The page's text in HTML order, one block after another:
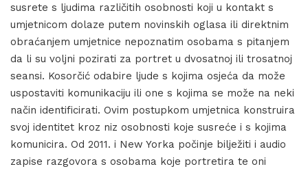
susrete s ljudima različitih osobnosti koji u kontakt s
umjetnicom dolaze putem novinskih oglasa ili direktnim
obraćanjem umjetnice nepoznatim osobama s pitanjem
da li su voljni pozirati za portret u dvosatnoj ili trosatnoj
seansi. Kosorčić odabire ljude s kojima osjeća da može
uspostaviti komunikaciju ili one s kojima se može na neki
način identificirati. Ovim postupkom umjetnica konstruira
svoj identitet kroz niz osobnosti koje susreće i s kojima
komunicira. Od 2011. i New Yorka počinje bilježiti i audio
zapise razgovora s osobama koje portretira te oni